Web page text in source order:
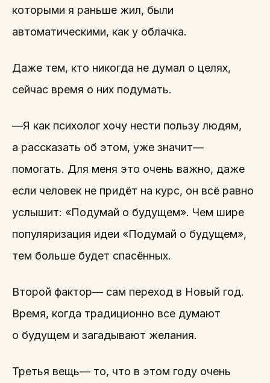
которыми я раньше жил, были
автоматическими, как у облачка.
Даже тем, кто никогда не думал о целях,
сейчас время о них подумать.
—Я как психолог хочу нести пользу людям,
а рассказать об этом, уже значит—
помогать. Для меня это очень важно, даже
если человек не придёт на курс, он всё равно
услышит: «Подумай о будущем». Чем шире
популяризация идеи «Подумай о будущем»,
тем больше будет спасённых.
Второй фактор— сам переход в Новый год.
Время, когда традиционно все думают
о будущем и загадывают желания.
Третья вещь— то, что в этом году очень